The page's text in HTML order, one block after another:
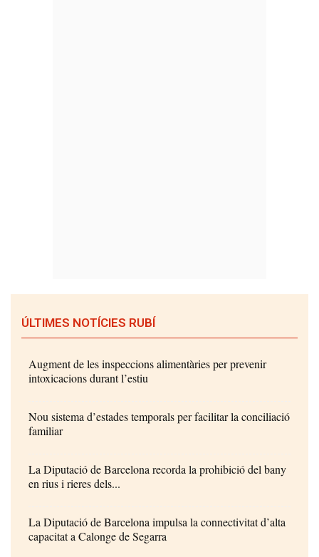
ÚLTIMES NOTÍCIES RUBÍ
Augment de les inspeccions alimentàries per prevenir
intoxicacions durant l’estiu
Nou sistema d’estades temporals per facilitar la conciliació
familiar
La Diputació de Barcelona recorda la prohibició del bany
en rius i rieres dels...
La Diputació de Barcelona impulsa la connectivitat d’alta
capacitat a Calonge de Segarra